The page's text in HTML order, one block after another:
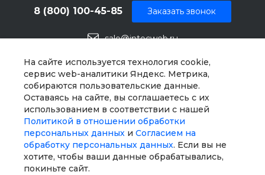
На сайте используется технология cookie,
сервис web-аналитики Яндекс. Метрика,
собираются пользовательские данные.
Оставаясь на сайте, вы соглашаетесь с их
использованием в соответствии с нашей
Политикой в отношении обработки
персональных данных и Согласием на
обработку персональных данных. Если вы не
хотите, чтобы ваши данные обрабатывались,
покиньте сайт.
8 (800) 100-45-85
sale@intecweb.ru
Заказать звонок
г. Москва, ул. Люсиновская, д. 39